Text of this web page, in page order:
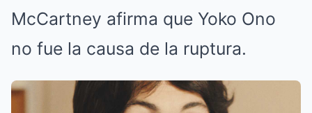
McCartney afirma que Yoko Ono
no fue la causa de la ruptura.